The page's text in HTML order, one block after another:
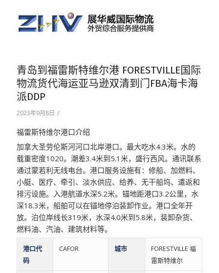
青岛到福雷斯特维尔港 FORESTVILLE国际
物流货代海运亚马逊双清到门FBA海卡海
派DDP
2023年9月8日 /
福雷斯特维尔港口介绍
加拿大圣劳伦斯河河口北岸港口。最大吃水4.3米。水的
载重密度1020。潮差3.4米到5.1米，盛行西风。通讯联系
通过蒙若利无线电台。港口服务设施有：修船、加燃料、
小艇、医疗、牵引、淡水供应、给养、无干船坞、遣返和
排污设施。入港航道水深5.2米。锚地距港口3.2公里，水
深18.3米，船舶可以在锚地停泊装卸作业。港口全年开
放。泊位岸线长319米，水深4.0米到5.8米，装卸杂货、
燃料油、汽油、建筑材料等。
港口代
码
CAFOR 城市
FORESTVILLE 福
雷斯特维尔